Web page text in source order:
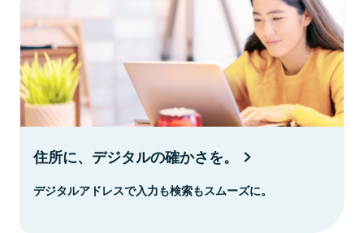
住所に、デジタルの確かさを。
デジタルアドレスで入力も検索もスムーズに。